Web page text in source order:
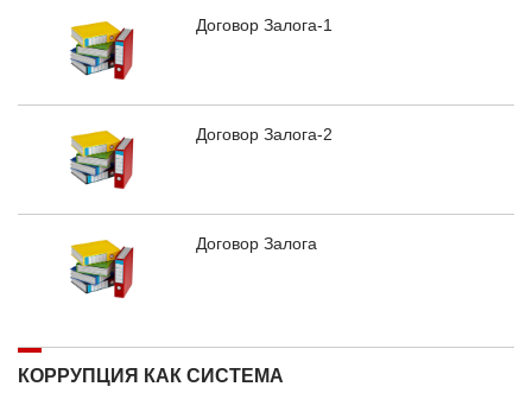
Договор Залога-1
Договор Залога-2
Договор Залога
КОРРУПЦИЯ КАК СИСТЕМА